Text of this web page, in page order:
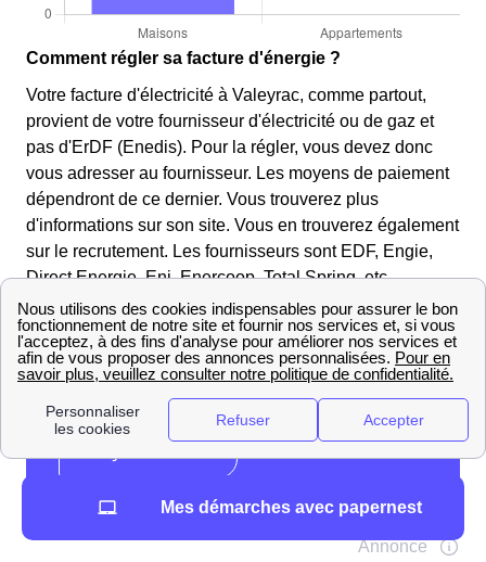
Comment régler sa facture d'énergie ?
Votre facture d'électricité à Valeyrac, comme partout,
provient de votre fournisseur d'électricité ou de gaz et
pas d'ErDF (Enedis). Pour la régler, vous devez donc
vous adresser au fournisseur. Les moyens de paiement
dépendront de ce dernier. Vous trouverez plus
d'informations sur son site. Vous en trouverez également
sur le recrutement. Les fournisseurs sont EDF, Engie,
Direct Energie, Eni, Enercoop, Total Spring, etc.
Mes démarches avec papernest